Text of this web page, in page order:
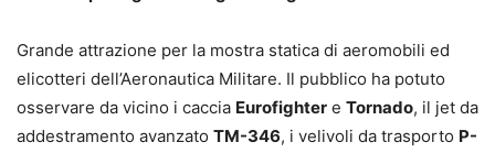
Grande attrazione per la mostra statica di aeromobili ed
elicotteri dell’Aeronautica Militare. Il pubblico ha potuto
osservare da vicino i caccia Eurofighter e Tornado, il jet da
addestramento avanzato TM-346, i velivoli da trasporto P-